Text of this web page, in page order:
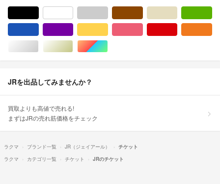
シルバー/銀色系ゴールド/金色系マルチカラー
JRを出品してみませんか？
買取よりも高値で売れる!
まずはJRの売れ筋価格をチェック
ラクマ ブランド一覧 JR（ジェイアール）
チケット
ラクマ
カテゴリ一覧 チケット JRのチケット